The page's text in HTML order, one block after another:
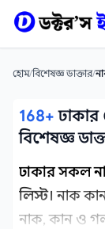
হোম/বিশেষজ্ঞ ডাক্তার/
168+
বিশেষজ্ঞ
ঢাকার সকল
লিস্ট। নাক
নাক, কান ও